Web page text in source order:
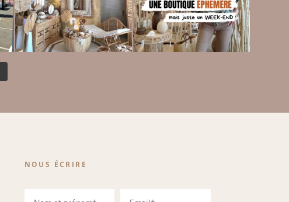
NOUS ÉCRIRE